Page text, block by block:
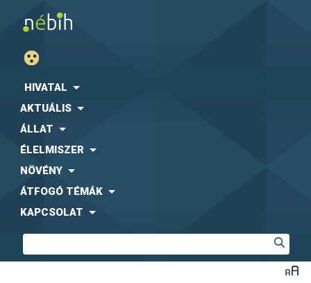
HIVATAL
AKTUÁLIS
ÁLLAT
ÉLELMISZER
NÖVÉNY
ÁTFOGÓ TÉMÁK
KAPCSOLAT